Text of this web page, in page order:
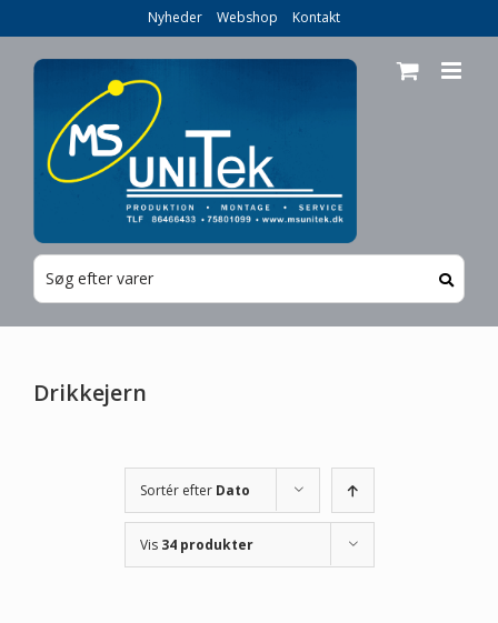
Nyheder Webshop Kontakt
Drikkejern
Sortér efter Dato
Vis 34 produkter